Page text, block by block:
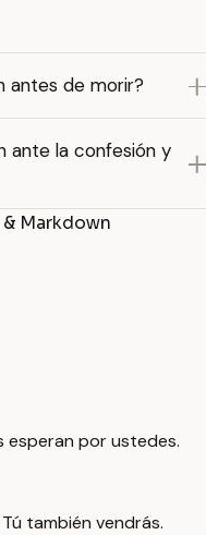
antes de morir?
ante la confesión y
Markdown
esperan por ustedes.
también vendrás.